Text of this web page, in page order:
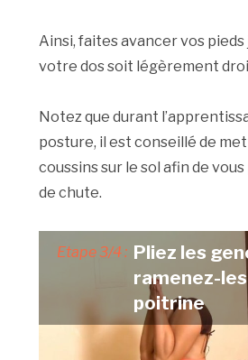
Ainsi, faites avancer vos pieds
votre dos soit légèrement
Notez que durant
posture, il est conseillé de
coussins sur le sol afin de
de chute.
Etape 3/4 : Pliez les
ramenez-
poitrine